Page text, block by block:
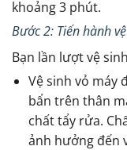
khoảng 3 phút.
Bước 2: Tiến hành
Bạn lần lượt vệ
Vệ sinh vỏ máy
bẩn trên thân
chất tẩy rửa.
ảnh hưởng đến